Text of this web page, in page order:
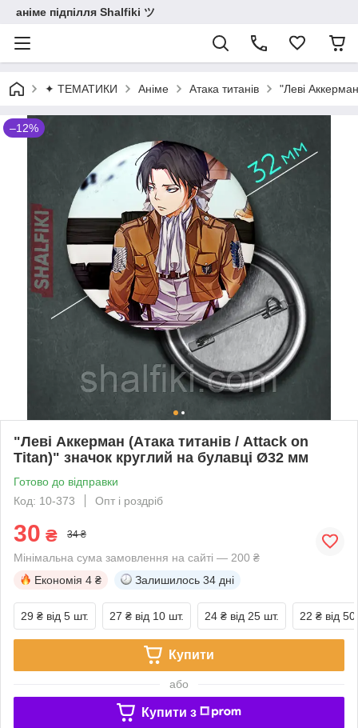
аніме підпілля Shalfiki ツ
✦ ТЕМАТИКИ Аніме Атака титанів "Леві
–12%
"Леві Аккерман (Атака титанів / Attack on
Titan)" значок круглий на булавці Ø32 мм
Готово до відправки
Код: 10-373
Опт і роздріб
30 ₴ 34 ₴
Мінімальна сума замовлення на сайті — 200 ₴
Економія 4 ₴ Залишилось 34 дні
29 ₴ від 5 шт. 27 ₴ від 10 шт. 24 ₴ від 25 шт. 22 ₴ від
Купити
або
Купити з